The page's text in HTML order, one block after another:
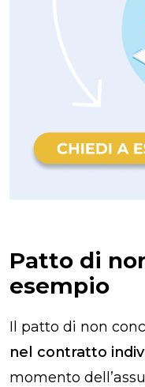
Patto di
esempio
Il patto di non
nel contratto
momento